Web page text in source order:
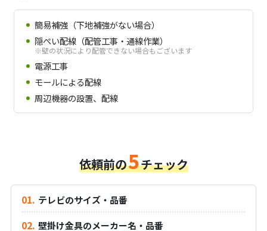
簡易補強（下地補強がない場合）
隠ぺい配線（配管工事・通線作業）
※壁の状況により配管できない場合もございます
電源工事
モールによる配線
周辺機器の設置、配線
依頼前の5チェック
テレビのサイズ・品番
壁掛け金具のメーカー名・品番